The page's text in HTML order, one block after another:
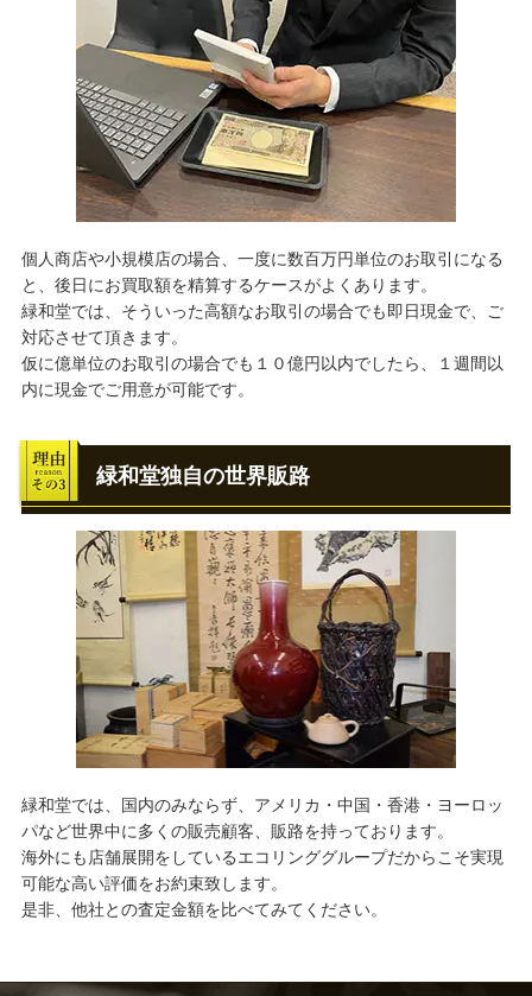
個人商店や小規模店の場合、一度に数百万円単位のお取引になる
と、後日にお買取額を精算するケースがよくあります。
緑和堂では、そういった高額なお取引の場合でも即日現金で、ご
対応させて頂きます。
仮に億単位のお取引の場合でも１０億円以内でしたら、１週間以
内に現金でご用意が可能です。
緑和堂独自の世界販路
緑和堂では、国内のみならず、アメリカ・中国・香港・ヨーロッ
パなど世界中に多くの販売顧客、販路を持っております。
海外にも店舗展開をしているエコリンググループだからこそ実現
可能な高い評価をお約束致します。
是非、他社との査定金額を比べてみてください。